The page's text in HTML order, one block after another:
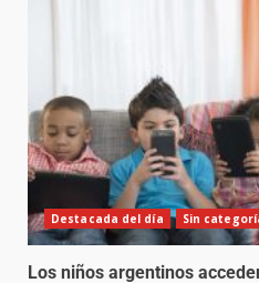
Destacada del día Sin
Los niños argentinos